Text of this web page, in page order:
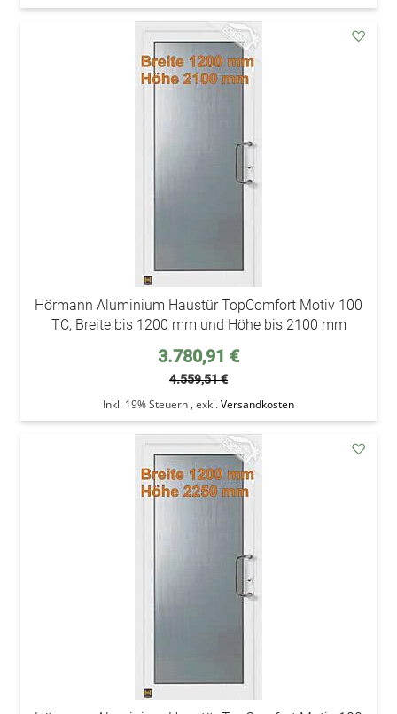
Hörmann Aluminium Haustür TopComfort Motiv 100
TC, Breite bis 1200 mm und Höhe bis 2100 mm
Sonderpreis
3.780,91 €
4.559,51 €
Inkl. 19% Steuern , exkl.Versandkosten